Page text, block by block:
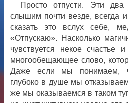
Просто отпусти. Эти
слышим почти везде, всегда
сказать это вслух себе,
«Отпускаю». Насколько
чувствуется некое счастье
многообещающее слово,
Даже если мы понимаем,
глубоко в душе мы
же мы оказываемся в таком